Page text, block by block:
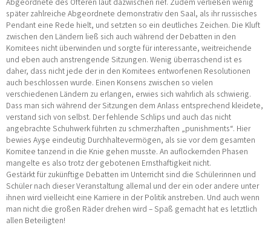
später zahlreiche Abgeordnete demonstrativ den Saal, als ihr russisches
Pendant eine Rede hielt, und setzten so ein deutliches Zeichen. Die Kluft
zwischen den Ländern ließ sich auch während der Debatten in den
Komitees nicht überwinden und sorgte für interessante, weitreichende
und eben auch anstrengende Sitzungen. Wenig überraschend ist es
daher, dass nicht jede der in den Komitees entworfenen Resolutionen
auch beschlossen wurde. Einen Konsens zwischen so vielen
verschiedenen Ländern zu erlangen, erwies sich wahrlich als schwierig.
Dass man sich während der Sitzungen dem Anlass entsprechend kleidete,
verstand sich von selbst. Der fehlende Schlips und auch das nicht
angebrachte Schuhwerk führten zu schmerzhaften „punishments“. Hier
bewies Ayşe eindeutig Durchhaltevermögen, als sie vor dem gesamten
Komitee tanzend in die Knie gehen musste. An auflockernden Phasen
mangelte es also trotz der gebotenen Ernsthaftigkeit nicht.
Gestärkt für zukünftige Debatten im Unterricht sind die Schülerinnen und
Schüler nach dieser Veranstaltung allemal und der ein oder andere unter
ihnen wird vielleicht eine Karriere in der Politik anstreben. Und auch wenn
man nicht die großen Räder drehen wird – Spaß gemacht hat es letztlich
allen Beteiligten!